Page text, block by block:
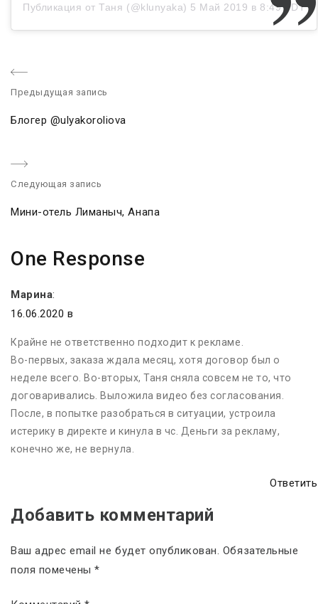
Публикация от Таня (@klunyaka) 5 Май 2019 в 8:49 PDT
Предыдущая запись
v
i
o
p
s
t
:
Блогер @ulyakoroliova
Следующая запись
Мини-отель Лиманыч, Анапа
One Response
Марина:
16.06.2020 в
Крайне не ответственно подходит к рекламе.
Во-первых, заказа ждала месяц, хотя договор был о
неделе всего. Во-вторых, Таня сняла совсем не то, что
договаривались. Выложила видео без согласования.
После, в попытке разобраться в ситуации, устроила
истерику в директе и кинула в чс. Деньги за рекламу,
конечно же, не вернула.
Ответить
Добавить комментарий
Ваш адрес email не будет опубликован. Обязательные
поля помечены*